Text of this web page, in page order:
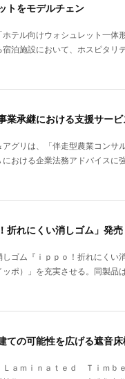
トをモデルチェン
テル向けウォシュレット一
泊施設において、ホスピタ
承継における支援サー
グリは、「伴走型農業コン
おける企業法務アドバイス
れにくい消しゴム」発売
ゴム『ｉｐｐｏ！折れにく
ポ）」を充実させる。同製
の可能性を広げる遮音
ａｍｉｎａｔｅｄ Ｔｉｍ